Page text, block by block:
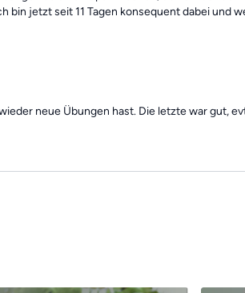
jetzt seit 11 Tagen konsequent dabei und
neue Übungen hast. Die letzte war gut,